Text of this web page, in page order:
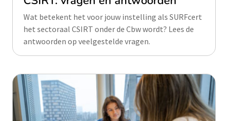
Wat betekent het voor jouw instelling als SURFcert
het sectoraal CSIRT onder de Cbw wordt? Lees de
antwoorden op veelgestelde vragen.